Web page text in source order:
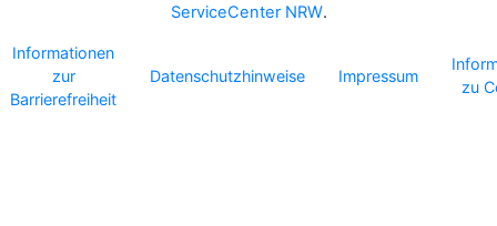
ServiceCenter NRW.
Informationen
zur
Barrierefreiheit
Datenschutzhinweise Impressum
zu